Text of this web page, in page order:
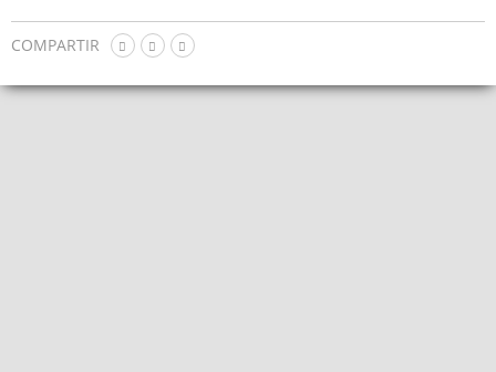
sentirte como en casa. El viaje se convierte aquí en un punto en
común para estos cinco perfiles aparentemente muy distintos, pero
valores que mejor definen la marcaEurostars Hotels: arte,lifestyle,
COMPARTIR